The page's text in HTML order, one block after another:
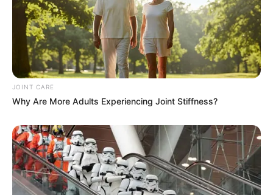
I Bet You Didn't Know It Was Really Happening?
BRAINBERRIES
JOINT CARE
Why Are More Adults Experiencing Joint Stiffness?